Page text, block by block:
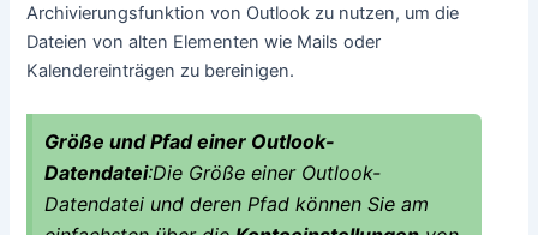
Archivierungsfunktion von Outlook zu nutzen, um die
Dateien von alten Elementen wie Mails oder
Kalendereinträgen zu bereinigen.
Größe und Pfad einer Outlook-
Datendatei:Die Größe einer Outlook-
Datendatei und deren Pfad können Sie am